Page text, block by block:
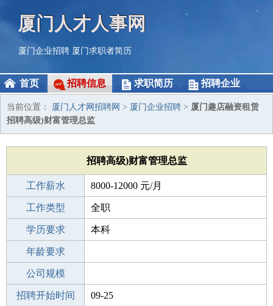
厦门人才人事网
厦门企业招聘 厦门求职者简历
首页 招聘信息 求职简历 招聘企业
当前位置： 厦门人才网招聘网 > 厦门企业招聘 > 厦门趣店融资租赁
招聘高级)财富管理总监
招聘高级)财富管理总监
工作薪水 8000-12000 元/月
招聘人数 1人
工作类型 全职
性别要求 -
学历要求 本科
工作经验
年龄要求
工作地点
公司规模
公司电话
招聘开始时间 09-25